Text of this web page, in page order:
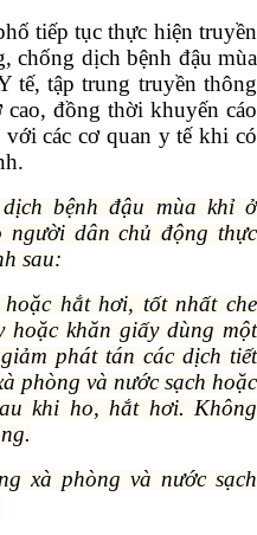
tiếp tục thực hiện truyền
chống dịch bệnh đậu mùa
tế, tập trung truyền thông
đồng thời khuyến cáo
các cơ quan y tế khi có
bệnh đậu mùa khỉ ở
người dân chủ động thực
sau:
hắt hơi, tốt nhất che
hoặc khăn giấy dùng một
phát tán các dịch tiết
phòng và nước sạch hoặc
khi ho, hắt hơi. Không
xà phòng và nước sạch